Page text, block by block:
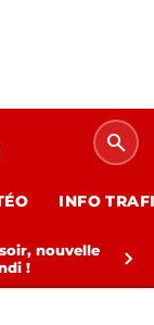
search
INFO
nouvelle
!
chevron_right